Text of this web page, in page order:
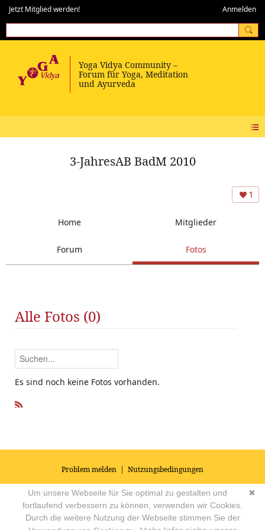
Jetzt Mitglied werden! Anmelden
3-JahresAB BadM 2010
1
Home Mitglieder
Forum Fotos
Alle Fotos (0)
Es sind noch keine Fotos vorhanden.
Problem melden | Nutzungsbedingungen
© 2026Impressum|Datenschutz|AGB's| Yoga Vidya Community -
Forum für Yoga, Meditation und Ayurveda Powered by
✖
Um unsere Webseite für Sie optimal zu gestalten und
fortlaufend verbessern zu können, verwenden wir Cookies.
Durch die weitere Nutzung der Webseite stimmen Sie der